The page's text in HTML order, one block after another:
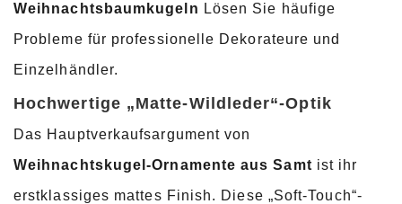
Weihnachtsbaumkugeln Lösen Sie häufige
Probleme für professionelle Dekorateure und
Einzelhändler.
Hochwertige „Matte-Wildleder“-Optik
Das Hauptverkaufsargument von
Weihnachtskugel-Ornamente aus Samt ist ihr
erstklassiges mattes Finish. Diese „Soft-Touch“-